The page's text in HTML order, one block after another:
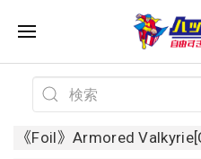
《Foil》Armored